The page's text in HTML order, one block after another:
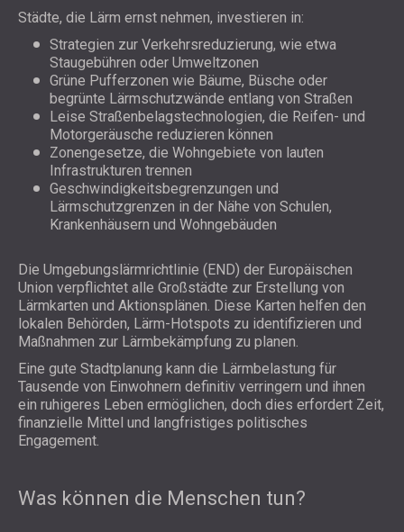
Städte, die Lärm ernst nehmen, investieren in:
Strategien zur Verkehrsreduzierung, wie etwa
Staugebühren oder Umweltzonen
Grüne Pufferzonen wie Bäume, Büsche oder
begrünte Lärmschutzwände entlang von Straßen
Leise Straßenbelagstechnologien, die Reifen- und
Motorgeräusche reduzieren können
Zonengesetze, die Wohngebiete von lauten
Infrastrukturen trennen
Geschwindigkeitsbegrenzungen und
Lärmschutzgrenzen in der Nähe von Schulen,
Krankenhäusern und Wohngebäuden
Die Umgebungslärmrichtlinie (END) der Europäischen
Union verpflichtet alle Großstädte zur Erstellung von
Lärmkarten und Aktionsplänen. Diese Karten helfen den
lokalen Behörden, Lärm-Hotspots zu identifizieren und
Maßnahmen zur Lärmbekämpfung zu planen.
Eine gute Stadtplanung kann die Lärmbelastung für
Tausende von Einwohnern definitiv verringern und ihnen
ein ruhigeres Leben ermöglichen, doch dies erfordert Zeit,
finanzielle Mittel und langfristiges politisches
Engagement.
Was können die Menschen tun?